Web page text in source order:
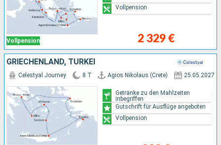
Vollpension 2 329 €
Vollpension
GRIECHENLAND, TÜRKEI
Celestyal Journey 8 T Agios Nikolaus (Crete) 25.05.2027
Getränke zu den Mahlzeiten
inbegriffen
Gutschrift für Ausflüge angeboten
Vollpension